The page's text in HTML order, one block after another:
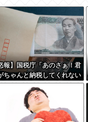
報】国税庁「あのさぁ！君
ちゃんと納税してくれない
うなっちゃうけどどうす
！」←これw w w w w w